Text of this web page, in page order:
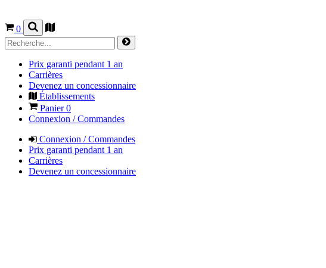
0
Prix garanti pendant 1 an
Carrières
Devenez un concessionnaire
Établissements
Panier0
Connexion / Commandes
Connexion / Commandes
Prix garanti pendant 1 an
Carrières
Devenez un concessionnaire